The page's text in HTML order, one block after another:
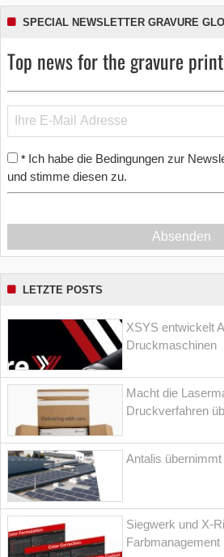
SPECIAL NEWSLETTER GRAVURE
Top news for the gravure
* Ich habe die Bedingungen zur
und stimme diesen zu.
Absenden
LETZTE POSTS
XSYS entwickelt
Druckmaschinen
Macht die
Druckverfahren
Antalis
Siegwerk und X-
Farbmanagement